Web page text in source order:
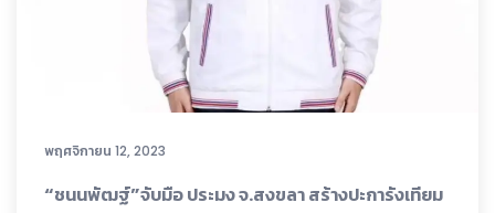
พฤศจิกายน 12, 2023
“ชนนพัฒฐ์”จับมือ ประมง จ.สงขลา สร้างปะการังเทียม